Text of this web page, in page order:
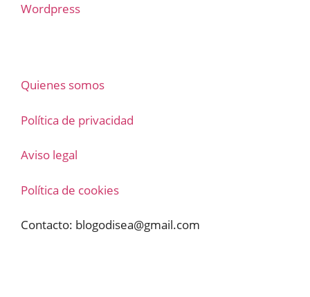
Wordpress
Quienes somos
Política de privacidad
Aviso legal
Política de cookies
Contacto: blogodisea@gmail.com